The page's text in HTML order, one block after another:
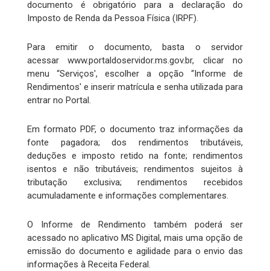
documento é obrigatório para a declaração do
Imposto de Renda da Pessoa Física (IRPF).
Para emitir o documento, basta o servidor
acessar www.portaldoservidor.ms.gov.br, clicar no
menu “Serviços', escolher a opção “Informe de
Rendimentos' e inserir matrícula e senha utilizada para
entrar no Portal.
Em formato PDF, o documento traz informações da
fonte pagadora; dos rendimentos tributáveis,
deduções e imposto retido na fonte; rendimentos
isentos e não tributáveis; rendimentos sujeitos à
tributação exclusiva; rendimentos recebidos
acumuladamente e informações complementares.
O Informe de Rendimento também poderá ser
acessado no aplicativo MS Digital, mais uma opção de
emissão do documento e agilidade para o envio das
informações à Receita Federal.